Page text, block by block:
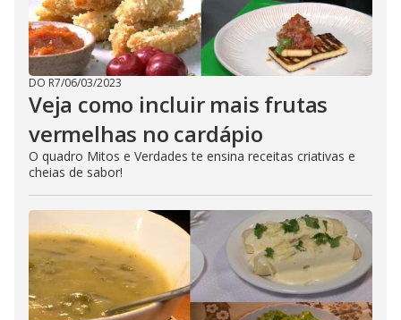
DO R7/06/03/2023
Veja como incluir mais frutas
vermelhas no cardápio
O quadro Mitos e Verdades te ensina receitas criativas e
cheias de sabor!